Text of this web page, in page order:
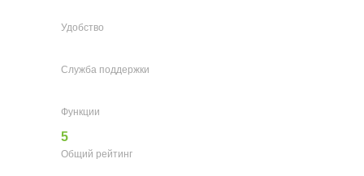
Удобство
Служба поддержки
Функции
5
Общий рейтинг